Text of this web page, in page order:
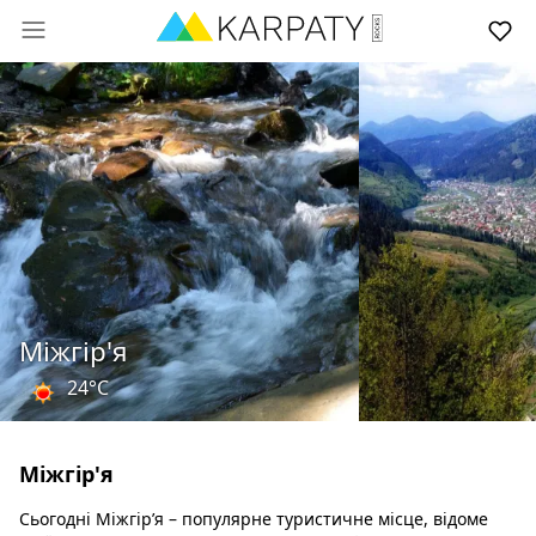
Міжгір'я
24°C
Міжгір'я
Сьогодні Міжгір’я – популярне туристичне місце, відоме